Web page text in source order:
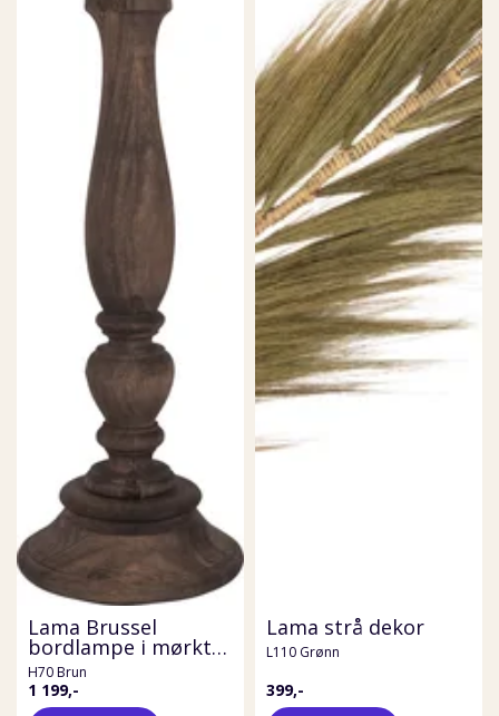
Lama Brussel
bordlampe i mørkt
tre
H70 Brun
1 199,-
Lama strå dekor
L110 Grønn
399,-